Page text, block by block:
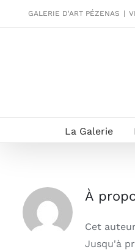
au
GALERIE D'ART PÉZENAS |
La Galerie
À
Cet
Jusqu'à